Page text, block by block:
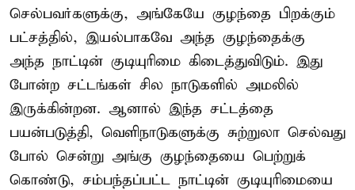
செல்பவர்களுக்கு, அங்கேயே குழந்தை பிறக்கும்
பட்சத்தில், இயல்பாகவே அந்த குழந்தைக்கு
அந்த நாட்டின் குடியுரிமை கிடைத்துவிடும். இது
போன்ற சட்டங்கள் சில நாடுகளில் அமலில்
இருக்கின்றன. ஆனால் இந்த சட்டத்தை
பயன்படுத்தி, வெளிநாடுகளுக்கு சுற்றுலா செல்வது
போல் சென்று அங்கு குழந்தையை பெற்றுக்
கொண்டு, சம்பந்தப்பட்ட நாட்டின் குடியுரிமையை